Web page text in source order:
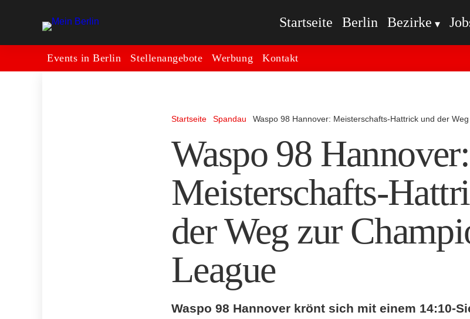
Startseite Berlin Bezirke
Events in Berlin Stellenangebote Werbung Kontakt
Startseite Spandau Waspo 98 Hannover: Meisterschafts-Hattrick und der
Waspo 98 Hannover:
Meisterschafts-
der Weg zur
League
Waspo 98 Hannover krönt sich mit einem 14:10-